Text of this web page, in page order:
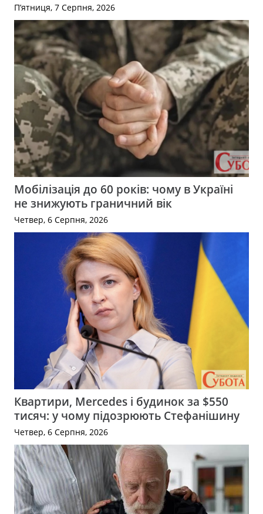
П’ятниця, 7 Серпня, 2026
Мобілізація до 60 років: чому в Україні
не знижують граничний вік
Четвер, 6 Серпня, 2026
Квартири, Mercedes і будинок за $550
тисяч: у чому підозрюють Стефанішину
Четвер, 6 Серпня, 2026